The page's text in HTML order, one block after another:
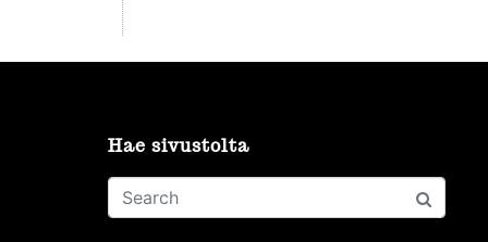
Hae sivustolta